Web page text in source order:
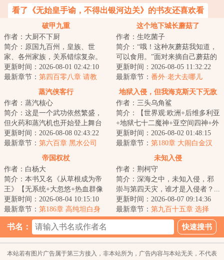
看了《无始皇手谕，不得出银河边关》的书友还喜欢看
破甲九重
作者：大厨不下厨
简介：原国九百州，皇族、世
家、各州家族，关系错综复杂。
武馆、道院，天、地、玄、黄四
阶武者，只有通过...
更新时间：2026-08-01 02:42:10
最新章节： 第四百零八章 请教
这个地下城长蘑菇了
作者：生吃菌子
简介：“哦！这种灰蘑菇我知道，
可以食用。”面对来摘自己蘑菇的
冒险者，林珺默默在那丛灰蘑菇
里催生出了...
更新时间：2026-08-05 11:32:22
最新章节： 番外·老大去哪儿
（下）
蒸汽侠客行
作者：蒸汽核心
简介：这是一个武功依然繁盛，
但火药和蒸汽机也开始登上舞台
的世界。钢铁、火药和内功心法
同台竞技，战舰...
更新时间：2026-08-08 02:43:22
最新章节： 第六百章 黑水公司
地狱入侵，但我海克斯天下无敌
作者：三头乌角鲨
简介：【世界观:欧洲+后维多利亚
+地狱七十二魔神+亚空间四神+外
星虫族（缝合粪坑世界）】【金
手指：歌利...
更新时间：2026-08-02 01:48:15
最新章节： 第180章 大闹白金汉
帝国权杖
作者：白杨大
简介：本书又名《从草根成为帝
王》【无系统+大忽悠+热血群像
+战队建设】高纯：“我们要努力
修炼，争取进...
更新时间：2026-08-04 10:15:10
最新章节： 第186章 高纯坦白身
份，画大饼
未知入侵
作者：荆柯守
简介：深海之中，未知入侵，邪
崇与第四天灾，谁才是入侵者？...
更新时间：2026-08-07 09:14:36
最新章节： 第九百十五章 选择
书名：
本站若有图片广告属于第三方接入，非本站所为，广告内容与本站无关，不代表